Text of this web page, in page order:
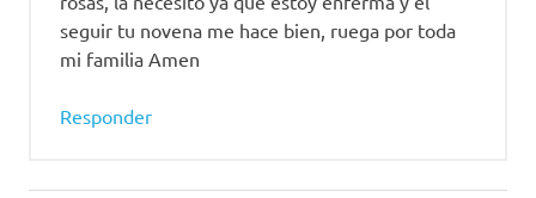
seguir tu novena me hace bien, ruega por toda
mi familia Amen
Responder